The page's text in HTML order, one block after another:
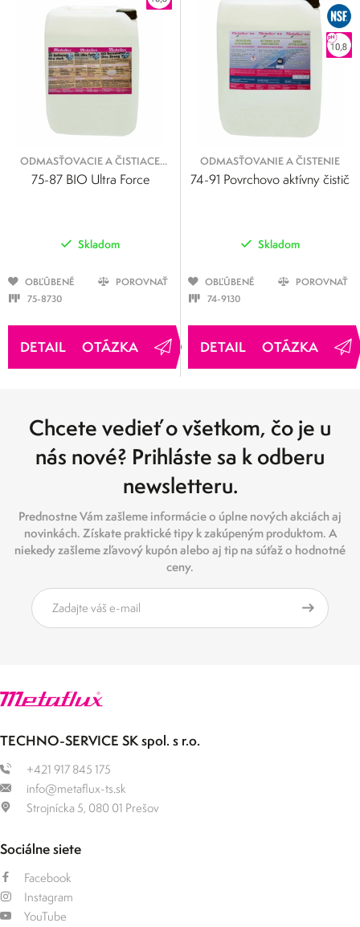
ODMASŤOVACIE A ČISTIACE
KVAPALINY
75-87 BIO Ultra Force
Skladom
OBĽÚBENÉ
POROVNAŤ
75-8730
OTÁZKA
ODMASŤOVANIE A ČISTENIE
74-91 Povrchovo aktívny čistič
Skladom
OBĽÚBENÉ
POROVNAŤ
74-9130
OTÁZKA
Chcete vedieť o všetkom, čo je u
nás nové? Prihláste sa k odberu
newsletteru.
Prednostne Vám zašleme informácie o úplne nových akciách aj
novinkách. Získate praktické tipy k zakúpeným produktom. A
niekedy zašleme zľavový kupón alebo aj tip na súťaž o hodnotné
ceny.
TECHNO-SERVICE SK spol. s r.o.
+421 917 845 175
info@metaflux-ts.sk
Strojnícka 5, 080 01 Prešov
Sociálne siete
Facebook
Instagram
YouTube